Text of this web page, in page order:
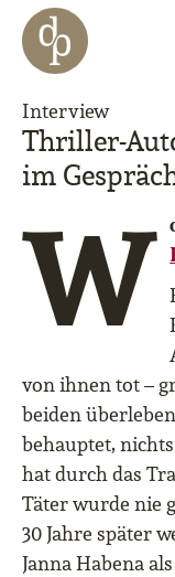
Zum Haupt-Inhalt
Zur Navigation
Zur Website-Suche
Interview
Thriller-
im
W
von ihnen tot –
beiden
behauptet,
hat durch das
Täter wurde nie
30 Jahre später
Janna Habena